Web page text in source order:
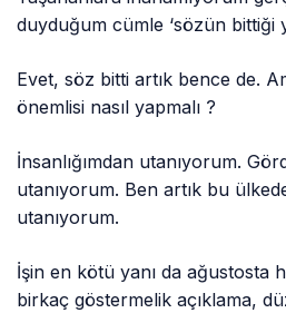
duyduğum cümle ‘sözün bittiği
Evet, söz bitti artık bence de.
önemlisi nasıl yapmalı ?
İnsanlığımdan utanıyorum.
utanıyorum. Ben artık bu
utanıyorum.
İşin en kötü yanı da ağustosta
birkaç göstermelik açıklama,